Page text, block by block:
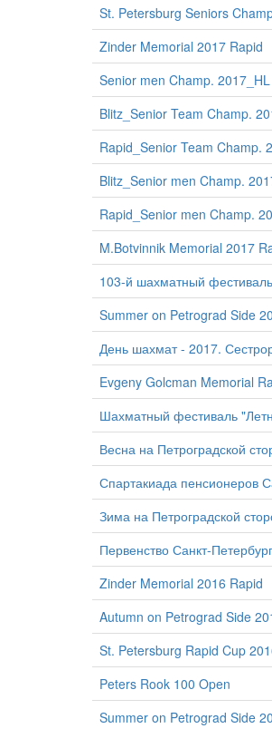
St. Petersburg Seniors
Zinder Memorial 2017 Rapid
Senior men Champ. 2017_HL
Blitz_Senior Team Champ.
Rapid_Senior Team Champ.
Blitz_Senior men Champ.
Rapid_Senior men Champ.
M.Botvinnik Memorial 2017
103-й шахматный
Summer on Petrograd Side
День шахмат - 2017.
Evgeny Golcman Memorial
Шахматный фестиваль
Весна на Петроградской
Спартакиада пенсионеров
Зима на Петроградской
Первенство Санкт-
Zinder Memorial 2016 Rapid
Autumn on Petrograd Side
St. Petersburg Rapid Cup
Peters Rook 100 Open
Summer on Petrograd Side